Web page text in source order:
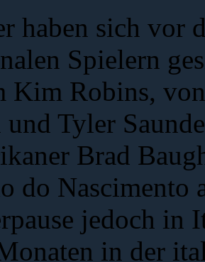
haben sich vor
Spielern
Kim Robins,
und Tyler
Brad
do Nascimento
jedoch in
in der